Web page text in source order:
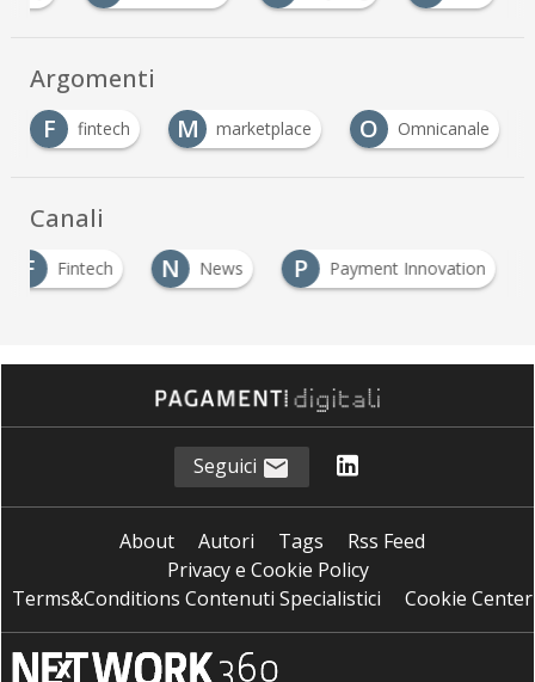
Argomenti
F
fintech M marketplace O Omnicanale
Canali
F
Fintech N News P Payment Innovation
Seguici
About Autori Tags
Rss Feed
Privacy e Cookie Policy
Terms&Conditions Contenuti Specialistici
Cookie Center